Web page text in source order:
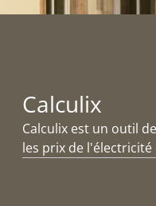
Calculix
Calculix est un outil
les prix de